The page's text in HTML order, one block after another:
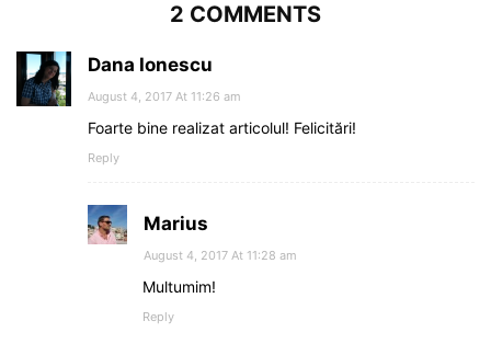
2 COMMENTS
Dana Ionescu
August 4, 2017 At 11:26 am
Foarte bine realizat articolul! Felicitări!
Reply
Marius
August 4, 2017 At 11:28 am
Multumim!
Reply